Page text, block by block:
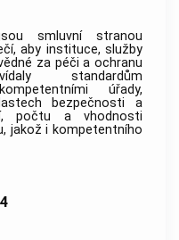
smluvní stranou
aby instituce, služby
za péči a ochranu
standardům
úřady,
bezpečnosti a
počtu a vhodnosti
jakož i kompetentního